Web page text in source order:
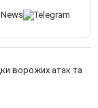
ворожих атак та